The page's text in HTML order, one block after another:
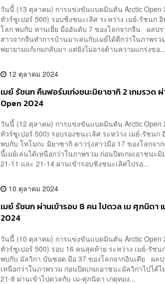
วันนี้ (13 ตุลาคม) การแข่งขันแบดมินตัน Arctic Open
ทัวร์ซูเปอร์ 500) รอบชิงชนะเลิศ ระหว่าง เมย์-รัชนก
โลก พบกับ หานเยี่ย มืออันดับ 7 ของโลกจากจีน ผลป
สาวจากจีนทำการบ้านมาเล่นกับเมย์ได้ดีกว่าในภาพรว
พยายามแก้เกมกลับมา แต่ยังไม่อาจต้านความแกร่งขอ...
12 ตุลาคม 2024
เมย์ รัชนก คืนฟอร์มเก่งชนะมิยาซากิ 2 เกมรวด
Open 2024
วันนี้ (12 ตุลาคม) การแข่งขันแบดมินตัน Arctic Open
ทัวร์ซูเปอร์ 500) รอบรองชนะเลิศ ระหว่าง เมย์-รัชน
พบกับ โทโมกะ มิยาซากิ ดาวรุ่งสาวมือ 17 ของโลกจ
นี้เมย์เล่นได้เหนือกว่าในภาพรวม ก่อนปิดเกมเอาชนะมิ
21-11 และ 21-14 ผ่านเข้ารอบชิงชนะเลิศไปรอ...
10 ตุลาคม 2024
เมย์ รัชนก ผ่านเข้ารอบ 8 คน ไปดวล เม ศุภนิด
2024
วันนี้ (10 ตุลาคม) การแข่งขันแบดมินตัน Arctic Open
ทัวร์ซูเปอร์ 500) รอบ 16 คนสุดท้าย ระหว่าง เมย์-รัช
พบกับ มัลวิกา บันซอด มือ 37 ของโลกจากอินเดีย ผลป
เหนือกว่าในภาพรวม ก่อนปิดเกมเอาชนะมัลวิกาไปได้ไ
21-8 ผ่านเข้าไปดวลกับ เม-ศุภนิดา เกตุทอง...